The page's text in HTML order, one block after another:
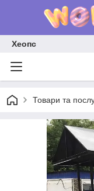
Хеопс
Товари та